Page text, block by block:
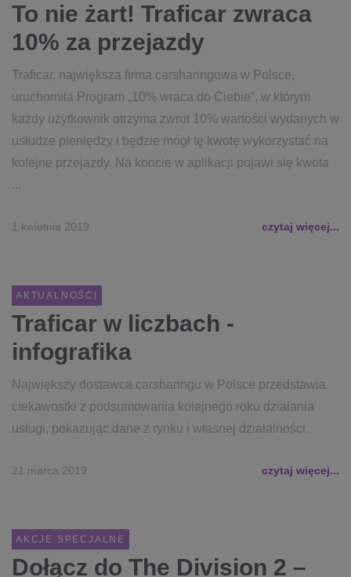
To nie żart! Traficar zwraca
10% za przejazdy
Traficar, największa firma carsharingowa w Polsce,
uruchomiła Program „10% wraca do Ciebie”, w którym
każdy użytkownik otrzyma zwrot 10% wartości wydanych w
usłudze pieniędzy i będzie mógł tę kwotę wykorzystać na
kolejne przejazdy. Na koncie w aplikacji pojawi się kwota
...
1 kwietnia 2019 czytaj więcej...
AKTUALNOŚCI
Traficar w liczbach -
infografika
Największy dostawca carsharingu w Polsce przedstawia
ciekawostki z podsumowania kolejnego roku działania
usługi, pokazując dane z rynku i własnej działalności.
21 marca 2019 czytaj więcej...
AKCJE SPECJALNE
Dołącz do The Division 2 –